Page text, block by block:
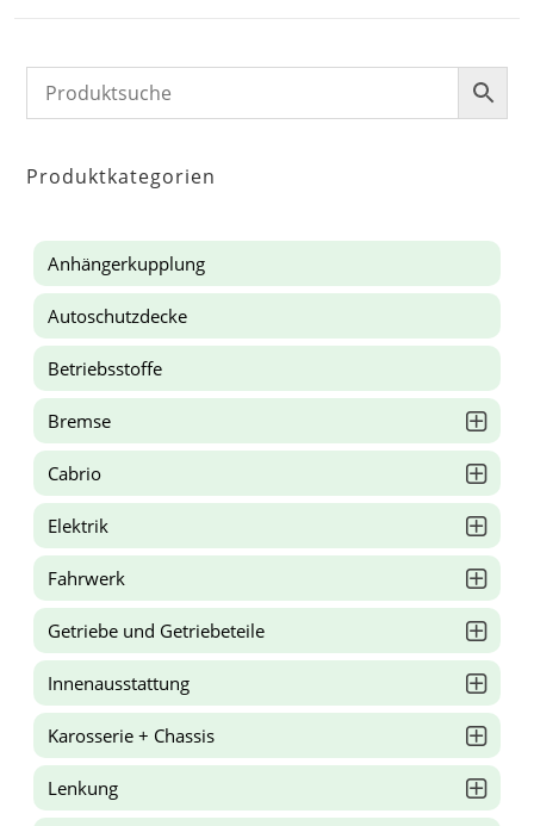
Produktkategorien
Anhängerkupplung
Autoschutzdecke
Betriebsstoffe
Bremse
Cabrio
Elektrik
Fahrwerk
Getriebe und Getriebeteile
Innenausstattung
Karosserie + Chassis
Lenkung